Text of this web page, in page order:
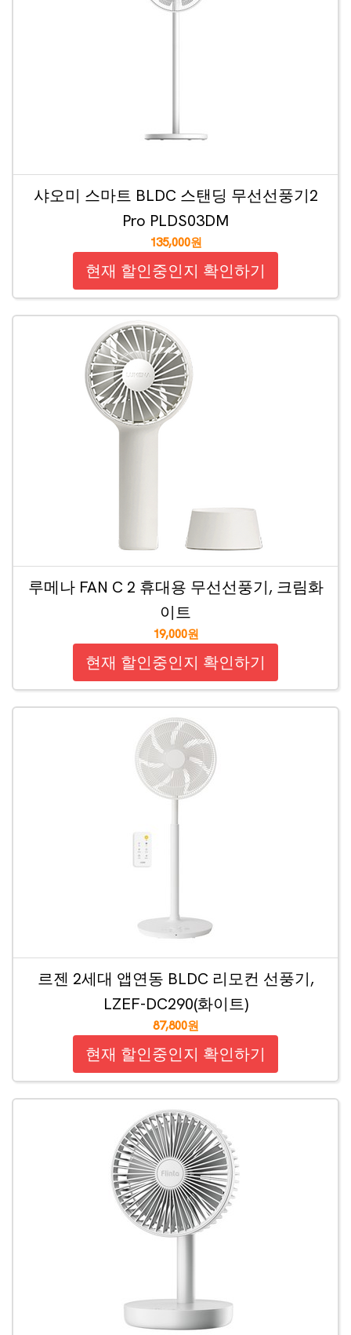
샤오미 스마트 BLDC 스탠딩 무선선풍기2
Pro PLDS03DM
135,000원
현재 할인중인지 확인하기
루메나 FAN C 2 휴대용 무선선풍기, 크림화
이트
19,000원
현재 할인중인지 확인하기
르젠 2세대 앱연동 BLDC 리모컨 선풍기,
LZEF-DC290(화이트)
87,800원
현재 할인중인지 확인하기